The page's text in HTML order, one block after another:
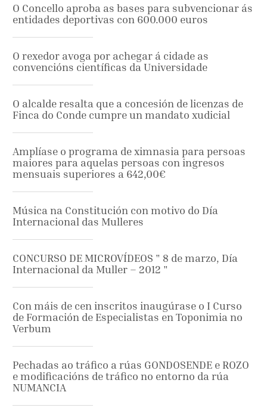
O Concello aproba as bases para subvencionar ás
entidades deportivas con 600.000 euros
O rexedor avoga por achegar á cidade as
convencións científicas da Universidade
O alcalde resalta que a concesión de licenzas de
Finca do Conde cumpre un mandato xudicial
Amplíase o programa de ximnasia para persoas
maiores para aquelas persoas con ingresos
mensuais superiores a 642,00€
Música na Constitución con motivo do Día
Internacional das Mulleres
CONCURSO DE MICROVÍDEOS " 8 de marzo, Día
Internacional da Muller – 2012 "
Con máis de cen inscritos inaugúrase o I Curso
de Formación de Especialistas en Toponimia no
Verbum
Pechadas ao tráfico a rúas GONDOSENDE e ROZO
e modificacións de tráfico no entorno da rúa
NUMANCIA